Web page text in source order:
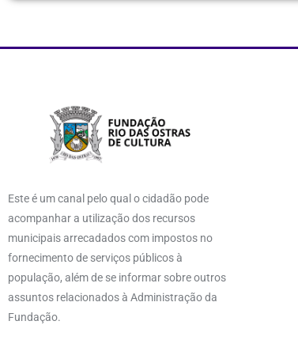
Este é um canal pelo qual o cidadão pode
acompanhar a utilização dos recursos
municipais arrecadados com impostos no
fornecimento de serviços públicos à
população, além de se informar sobre outros
assuntos relacionados à Administração da
Fundação.